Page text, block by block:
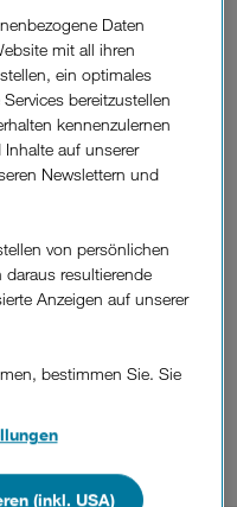
Wunsch nach Ihrem
gibt es bei uns
bequem per per
in12, 24 oder 36
Ihr Handy bezahlen, der
immer gleich. Denn
ohne Zinsen und ohne
Daten
mit all ihren
ein optimales
bereitzustellen
kennenzulernen
auf unserer
Newslettern und
von persönlichen
resultierende
Anzeigen auf unserer
bestimmen Sie. Sie
unter „Cookie-
werden auch Cookies
(inkl. USA)